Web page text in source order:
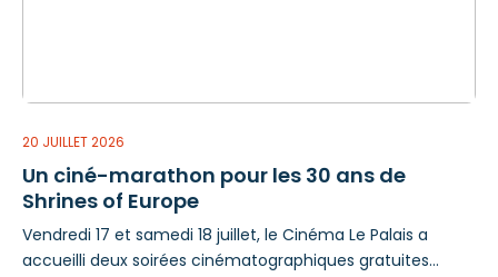
20 JUILLET 2026
Un ciné-marathon pour les 30 ans de
Shrines of Europe
Vendredi 17 et samedi 18 juillet, le Cinéma Le Palais a
accueilli deux soirées cinématographiques gratuites